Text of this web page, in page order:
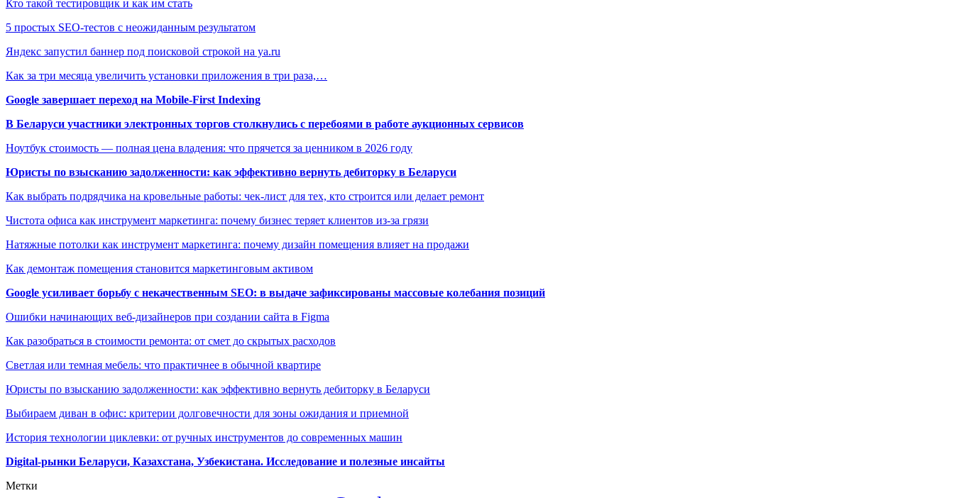
Кто такой тестировщик и как им стать
5 простых SEO-тестов с неожиданным результатом
Яндекс запустил баннер под поисковой строкой на ya.ru
Как за три месяца увеличить установки приложения в три раза,…
Google завершает переход на Mobile-First Indexing
В Беларуси участники электронных торгов столкнулись с перебоями в работе аукционных сервисов
Ноутбук стоимость — полная цена владения: что прячется за ценником в 2026 году
Юристы по взысканию задолженности: как эффективно вернуть дебиторку в Беларуси
Как выбрать подрядчика на кровельные работы: чек-лист для тех, кто строится или делает ремонт
Чистота офиса как инструмент маркетинга: почему бизнес теряет клиентов из-за грязи
Натяжные потолки как инструмент маркетинга: почему дизайн помещения влияет на продажи
Как демонтаж помещения становится маркетинговым активом
Google усиливает борьбу с некачественным SEO: в выдаче зафиксированы массовые колебания позиций
Ошибки начинающих веб-дизайнеров при создании сайта в Figma
Как разобраться в стоимости ремонта: от смет до скрытых расходов
Светлая или темная мебель: что практичнее в обычной квартире
Юристы по взысканию задолженности: как эффективно вернуть дебиторку в Беларуси
Выбираем диван в офис: критерии долговечности для зоны ожидания и приемной
История технологии циклевки: от ручных инструментов до современных машин
Digital-рынки Беларуси, Казахстана, Узбекистана. Исследование и полезные инсайты
Метки